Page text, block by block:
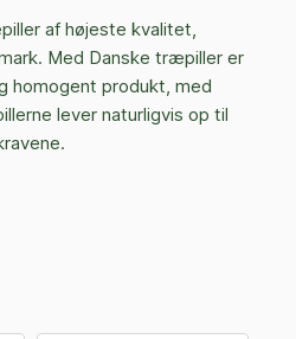
af højeste kvalitet,
Med Danske træpiller er
homogent produkt, med
lever naturligvis op til